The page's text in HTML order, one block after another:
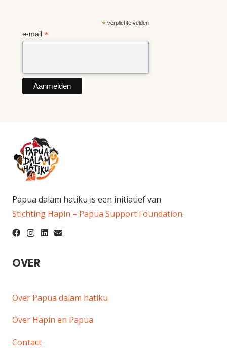
*verplichte velden
e-mail *
Papua dalam hatiku is een initiatief van
Stichting Hapin – Papua Support Foundation.
OVER
Over Papua dalam hatiku
Over Hapin en Papua
Contact